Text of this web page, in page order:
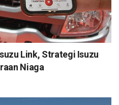
Link, Strategi Isuzu
Niaga